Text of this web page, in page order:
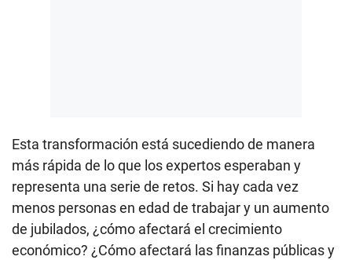
Esta transformación está sucediendo de manera
más rápida de lo que los expertos esperaban y
representa una serie de retos. Si hay cada vez
menos personas en edad de trabajar y un aumento
de jubilados, ¿cómo afectará el crecimiento
económico? ¿Cómo afectará las finanzas públicas y